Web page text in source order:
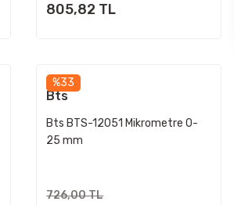
805,82 TL
%33
Bts
Bts BTS-12051 Mikrometre 0-
25 mm
726,00 TL